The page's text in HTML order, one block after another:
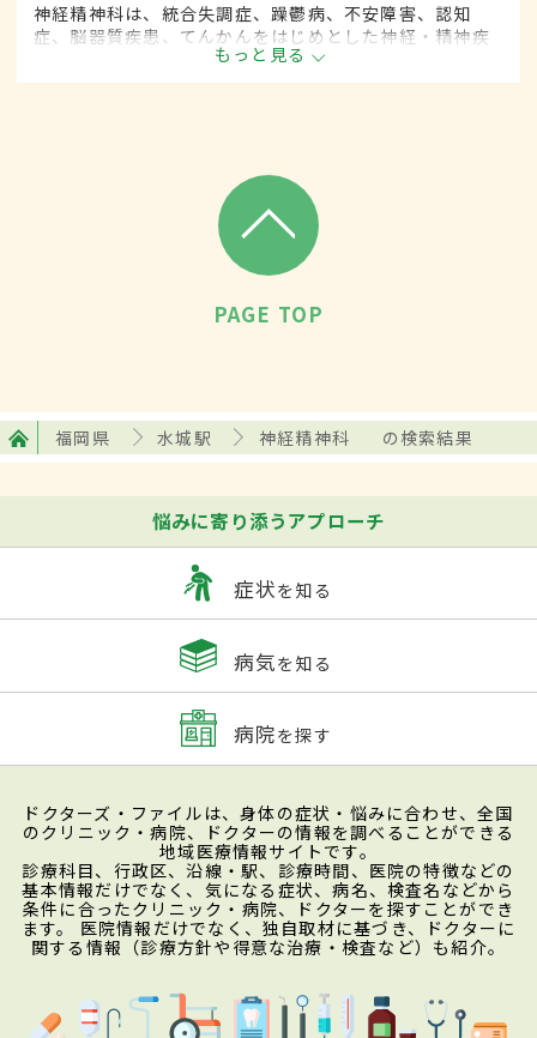
神経精神科は、統合失調症、躁鬱病、不安障害、認知
症、脳器質疾患、てんかんをはじめとした神経・精神疾
患を専門的に取り扱います。
もっと見る
PAGE TOP
福岡県 水城駅 神経精神科 の検索結果
悩みに寄り添うアプローチ
症状を知る
病気を知る
病院を探す
ドクターズ・ファイルは、身体の症状・悩みに合わせ、全国
のクリニック・病院、ドクターの情報を調べることができる
地域医療情報サイトです。
診療科目、行政区、沿線・駅、診療時間、医院の特徴などの
基本情報だけでなく、気になる症状、病名、検査名などから
条件に合ったクリニック・病院、ドクターを探すことができ
ます。 医院情報だけでなく、独自取材に基づき、ドクターに
関する情報（診療方針や得意な治療・検査など）も紹介。